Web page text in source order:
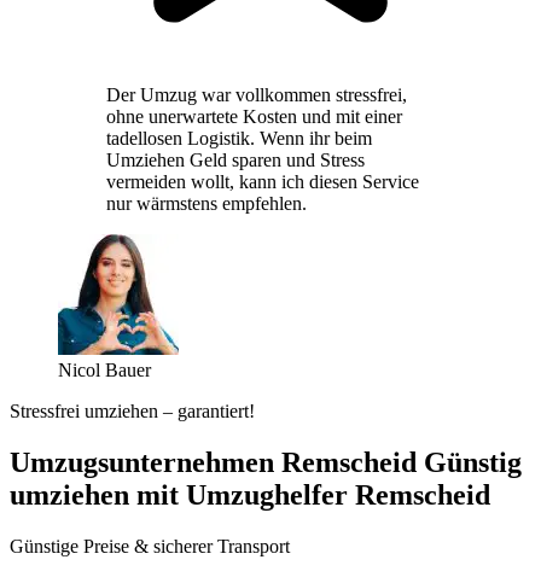
Der Umzug war vollkommen stressfrei,
ohne unerwartete Kosten und mit einer
tadellosen Logistik. Wenn ihr beim
Umziehen Geld sparen und Stress
vermeiden wollt, kann ich diesen Service
nur wärmstens empfehlen.
Nicol Bauer
Stressfrei umziehen – garantiert!
Umzugsunternehmen Remscheid Günstig
umziehen mit Umzughelfer Remscheid
Günstige Preise & sicherer Transport